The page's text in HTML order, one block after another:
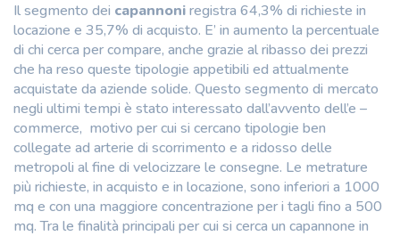
Il segmento dei capannoniregistra 64,3% di richieste in
locazione e 35,7% di acquisto. E’ in aumento la percentuale
di chi cerca per compare, anche grazie al ribasso dei prezzi
che ha reso queste tipologie appetibili ed attualmente
acquistate da aziende solide. Questo segmento di mercato
negli ultimi tempi è stato interessato dall’avvento dell’e –
commerce, motivo per cui si cercano tipologie ben
collegate ad arterie di scorrimento e a ridosso delle
metropoli al fine di velocizzare le consegne. Le metrature
più richieste, in acquisto e in locazione, sono inferiori a 1000
mq e con una maggiore concentrazione per i tagli fino a 500
mq. Tra le finalità principali per cui si cerca un capannone in